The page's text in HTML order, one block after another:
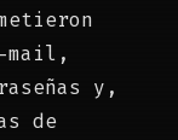
mail,
y,
de